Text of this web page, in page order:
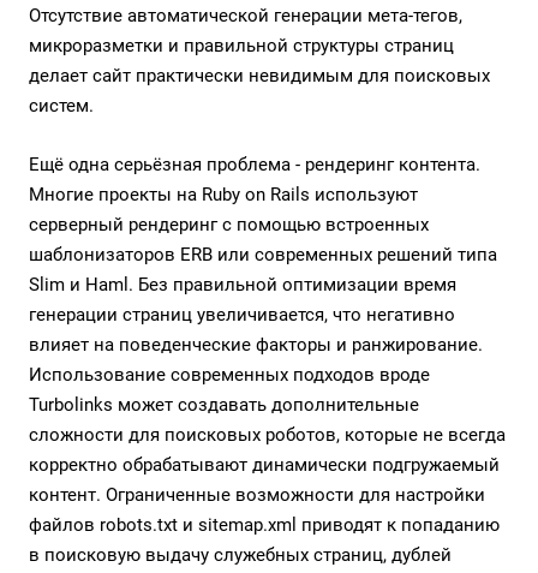
Отсутствие автоматической генерации мета-тегов,
микроразметки и правильной структуры страниц
делает сайт практически невидимым для поисковых
систем.
Ещё одна серьёзная проблема - рендеринг контента.
Многие проекты на Ruby on Rails используют
серверный рендеринг с помощью встроенных
шаблонизаторов ERB или современных решений типа
Slim и Haml. Без правильной оптимизации время
генерации страниц увеличивается, что негативно
влияет на поведенческие факторы и ранжирование.
Использование современных подходов вроде
Turbolinks может создавать дополнительные
сложности для поисковых роботов, которые не всегда
корректно обрабатывают динамически подгружаемый
контент. Ограниченные возможности для настройки
файлов robots.txt и sitemap.xml приводят к попаданию
в поисковую выдачу служебных страниц, дублей